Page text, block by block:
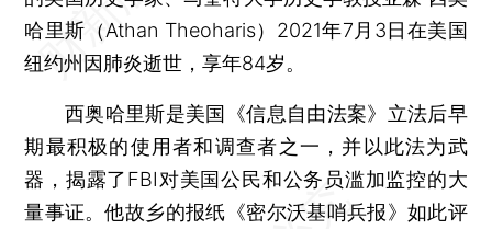
哈里斯（Athan Theoharis）2021年7月3日在美国
纽约州因肺炎逝世，享年84岁。
西奥哈里斯是美国《信息自由法案》立法后早
期最积极的使用者和调查者之一，并以此法为武
器，揭露了FBI对美国公民和公务员滥加监控的大
量事证。他故乡的报纸《密尔沃基哨兵报》如此评